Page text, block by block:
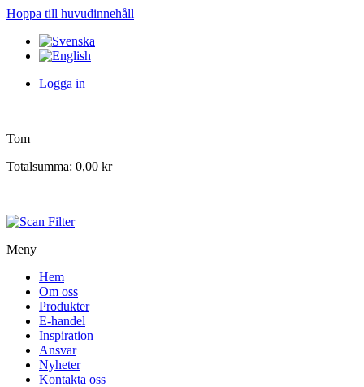
Hoppa till huvudinnehåll
Logga in
Tom
Totalsumma: 0,00 kr
Meny
Hem
Om oss
Produkter
E-handel
Inspiration
Ansvar
Nyheter
Kontakta oss